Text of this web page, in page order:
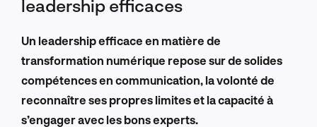
leadership efficaces
Un leadership efficace en matière de
transformation numérique repose sur de solides
compétences en communication, la volonté de
reconnaître ses propres limites et la capacité à
s’engager avec les bons experts.